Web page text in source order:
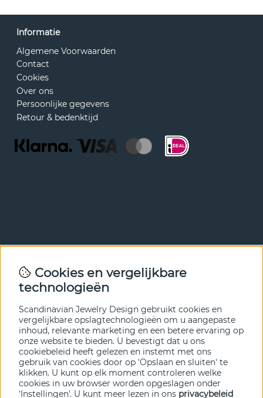
Informatie
Algemene Voorwaarden
Contact
Cookies
Over ons
Persoonlijke gegevens
Retour & bedenktijd
Met onze nieuwsbrief ben je als eerste op de hoogte van
nieuws en aanbiedingen. Meld je hieronder aan.
VERZENDEN
Cookies en vergelijkbare
technologieën
Scandinavian Jewelry Design gebruikt cookies en
vergelijkbare opslagtechnologieën om u aangepaste
inhoud, relevante marketing en een betere ervaring op
onze website te bieden. U bevestigt dat u ons
cookiebeleid heeft gelezen en instemt met ons
gebruik van cookies door op 'Opslaan en sluiten' te
klikken. U kunt op elk moment controleren welke
cookies in uw browser worden opgeslagen onder
'Instellingen'. U kunt meer lezen in ons privacybeleid